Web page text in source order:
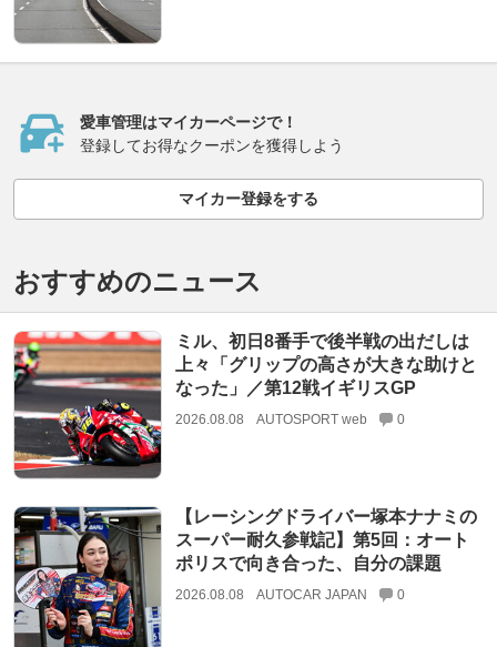
愛車管理はマイカーページで！
登録してお得なクーポンを獲得しよう
マイカー登録をする
おすすめのニュース
ミル、初日8番手で後半戦の出だしは
上々「グリップの高さが大きな助けと
なった」／第12戦イギリスGP
2026.08.08 AUTOSPORT web 0
【レーシングドライバー塚本ナナミの
スーパー耐久参戦記】第5回：オート
ポリスで向き合った、自分の課題
2026.08.08 AUTOCAR JAPAN 0